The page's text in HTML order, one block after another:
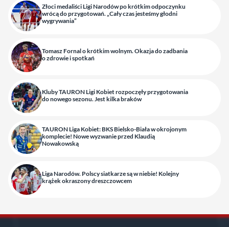
Złoci medaliści Ligi Narodów po krótkim odpoczynku
wrócą do przygotowań. „Cały czas jesteśmy głodni
wygrywania”
Tomasz Fornal o krótkim wolnym. Okazja do zadbania
o zdrowie i spotkań
Kluby TAURON Ligi Kobiet rozpoczęły przygotowania
do nowego sezonu. Jest kilka braków
TAURON Liga Kobiet: BKS Bielsko-Biała w okrojonym
komplecie! Nowe wyzwanie przed Klaudią
Nowakowską
Liga Narodów. Polscy siatkarze są w niebie! Kolejny
krążek okraszony dreszczowcem